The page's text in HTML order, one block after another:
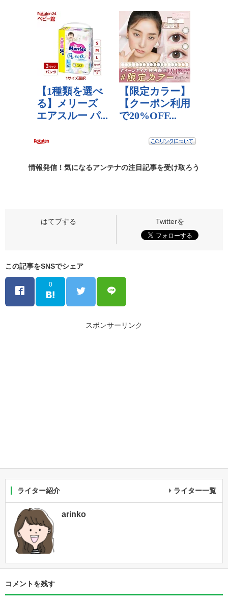
情報発信！気になるアンテナの注目記事を受け取ろう
この記事をSNSでシェア
0
スポンサーリンク
ライター紹介 ライター一覧
arinko
コメントを残す